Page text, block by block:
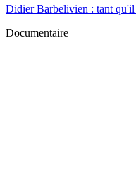
Didier Barbelivien : tant qu'il
Documentaire